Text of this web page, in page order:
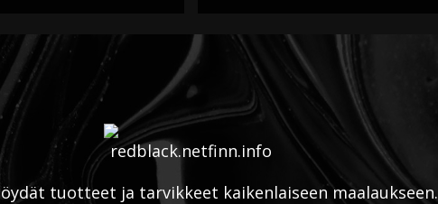
tuotteet ja tarvikkeet kaikenlaiseen maalaukseen.